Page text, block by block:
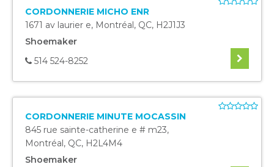
CORDONNERIE MICHO ENR
1671 av laurier e, Montréal, QC, H2J1J3
Shoemaker
514 524-8252
CORDONNERIE MINUTE MOCASSIN
845 rue sainte-catherine e # m23,
Montréal, QC, H2L4M4
Shoemaker